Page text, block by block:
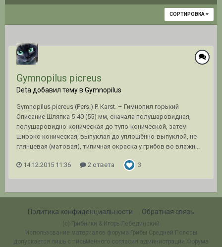
СОРТИРОВКА
Gymnopilus picreus
Deta добавил тему в Gymnopilus
Gymnopilus picreus (Pers.) P. Karst. – Гимнопил горький
Описание Шляпка 5-40 (55) мм, сначала полушаровидная,
полушаровидно-коническая до тупо-конической, затем
широко коническая, выпуклая до уплощённо-выпуклой, не
глянцевая (матовая), типичная окраска у грибов во влажн...
14.12.2015 11:36 2 ответа 3
Политика конфиденциальности Обратная связь
(c) Грибники & Игорь Лебединский
Использование материалов форума Грибы Средней Полосы
допускается лишь с письменного согласия администрации Форума